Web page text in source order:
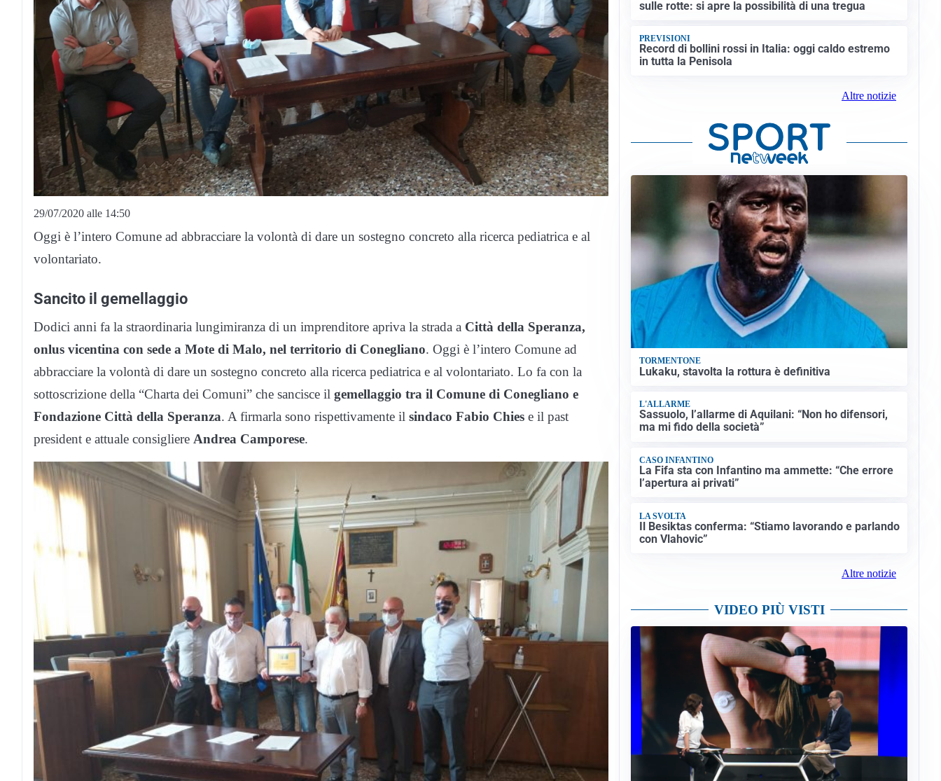
29/07/2020 alle 14:50
Oggi è l’intero Comune ad abbracciare la volontà di dare un sostegno concreto alla ricerca pediatrica e al
volontariato.
Sancito il gemellaggio
Dodici anni fa la straordinaria lungimiranza di un imprenditore apriva la strada a Città della Speranza,
onlus vicentina con sede a Mote di Malo, nel territorio di Conegliano. Oggi è l’intero Comune ad
abbracciare la volontà di dare un sostegno concreto alla ricerca pediatrica e al volontariato. Lo fa con la
sottoscrizione della “Charta dei Comuni” che sancisce il gemellaggio tra il Comune di Conegliano e
Fondazione Città della Speranza. A firmarla sono rispettivamente il sindaco Fabio Chies e il past
president e attuale consigliere Andrea Camporese.
sulle rotte: si apre la possibilità di una tregua
PREVISIONI
Record di bollini rossi in Italia: oggi caldo estremo
in tutta la Penisola
Altre notizie
TORMENTONE
Lukaku, stavolta la rottura è definitiva
L'ALLARME
Sassuolo, l’allarme di Aquilani: “Non ho difensori,
ma mi fido della società”
CASO INFANTINO
La Fifa sta con Infantino ma ammette: “Che errore
l’apertura ai privati”
LA SVOLTA
Il Besiktas conferma: “Stiamo lavorando e parlando
con Vlahovic”
Altre notizie
VIDEO PIÙ VISTI